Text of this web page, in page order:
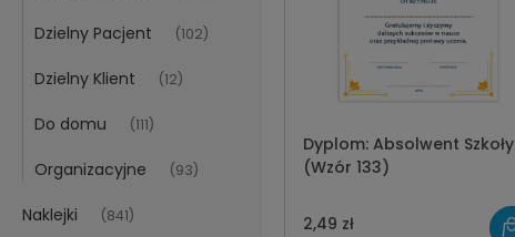
Dzielny Pacjent (102)
Dzielny Klient (12)
Do domu (111)
Organizacyjne (93)
Naklejki (841)
Dyplom: Absolwent Szkoły
(Wzór 133)
2,49 zł